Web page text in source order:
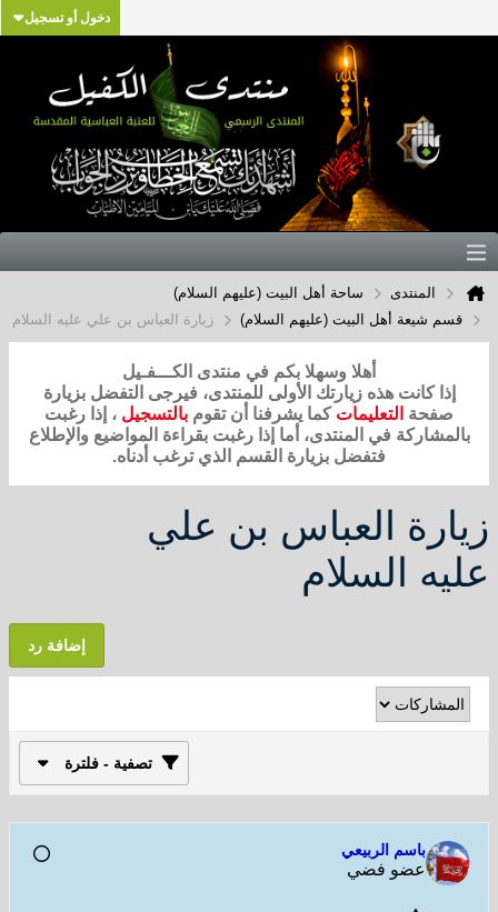
دخول أو تسجيل
المنتدى
ساحة أهل البيت (عليهم السلام)
قسم شيعة أهل البيت (عليهم السلام)
زيارة العباس بن علي عليه السلام
أهلا وسهلا بكم في منتدى الكـــفـيل
إذا كانت هذه زيارتك الأولى للمنتدى، فيرجى التفضل بزيارة
صفحة التعليمات كما يشرفنا أن تقوم بالتسجيل ، إذا رغبت
بالمشاركة في المنتدى، أما إذا رغبت بقراءة المواضيع والإطلاع
فتفضل بزيارة القسم الذي ترغب أدناه.
زيارة العباس بن علي
عليه السلام
إضافة رد
تصفية - فلترة
باسم الربيعي
عضو فضي